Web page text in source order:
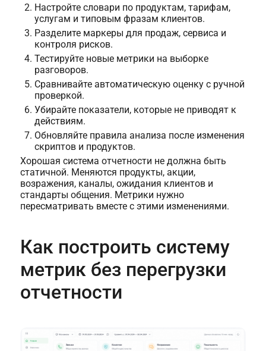
Настройте словари по продуктам, тарифам,
услугам и типовым фразам клиентов.
Разделите маркеры для продаж, сервиса и
контроля рисков.
Тестируйте новые метрики на выборке
разговоров.
Сравнивайте автоматическую оценку с ручной
проверкой.
Убирайте показатели, которые не приводят к
действиям.
Обновляйте правила анализа после изменения
скриптов и продуктов.
Хорошая система отчетности не должна быть
статичной. Меняются продукты, акции,
возражения, каналы, ожидания клиентов и
стандарты общения. Метрики нужно
пересматривать вместе с этими изменениями.
Как построить систему
метрик без перегрузки
отчетности